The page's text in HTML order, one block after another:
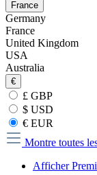
France
Germany
France
United Kingdom
USA
Australia
€
£ GBP
$ USD
€ EUR
Montre toutes
Afficher